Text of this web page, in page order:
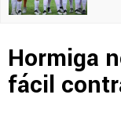
Hormiga
fácil